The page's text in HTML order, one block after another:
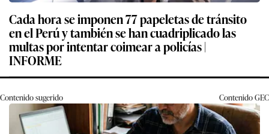
Cada hora se imponen 77 papeletas de tránsito
en el Perú y también se han cuadriplicado las
multas por intentar coimear a policías |
INFORME
Contenido sugerido ContenidoGEC